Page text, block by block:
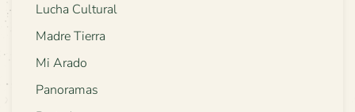
Lucha Cultural
Madre Tierra
Mi Arado
Panoramas